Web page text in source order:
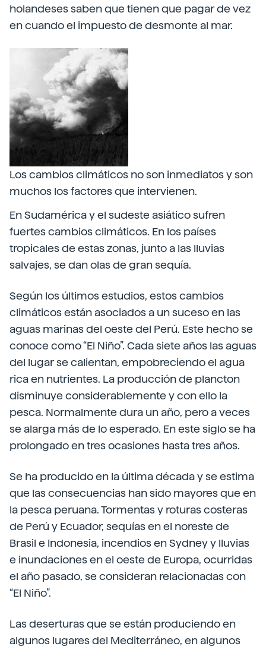
holandeses saben que tienen que pagar de vez
en cuando el impuesto de desmonte al mar.
Los cambios climáticos no son inmediatos y son
muchos los factores que intervienen.
En Sudamérica y el sudeste asiático sufren
fuertes cambios climáticos. En los países
tropicales de estas zonas, junto a las lluvias
salvajes, se dan olas de gran sequía.
Según los últimos estudios, estos cambios
climáticos están asociados a un suceso en las
aguas marinas del oeste del Perú. Este hecho se
conoce como “El Niño”. Cada siete años las aguas
del lugar se calientan, empobreciendo el agua
rica en nutrientes. La producción de plancton
disminuye considerablemente y con ello la
pesca. Normalmente dura un año, pero a veces
se alarga más de lo esperado. En este siglo se ha
prolongado en tres ocasiones hasta tres años.
Se ha producido en la última década y se estima
que las consecuencias han sido mayores que en
la pesca peruana. Tormentas y roturas costeras
de Perú y Ecuador, sequías en el noreste de
Brasil e Indonesia, incendios en Sydney y lluvias
e inundaciones en el oeste de Europa, ocurridas
el año pasado, se consideran relacionadas con
“El Niño”.
Las deserturas que se están produciendo en
algunos lugares del Mediterráneo, en algunos